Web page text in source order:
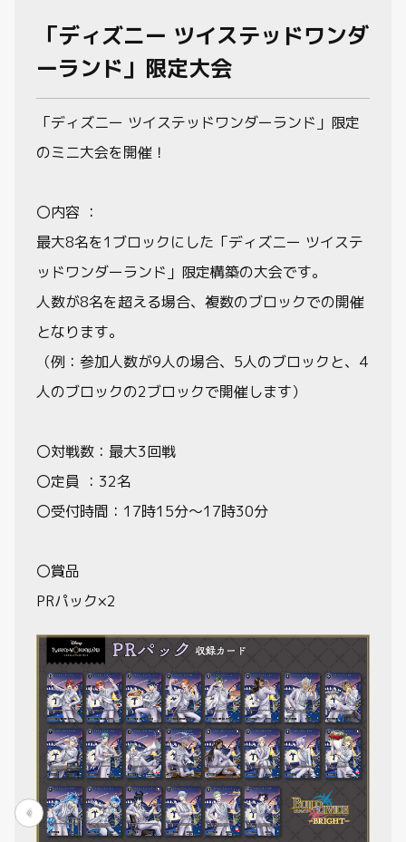
「ディズニー ツイステッドワンダ
ーランド」限定大会
「ディズニー ツイステッドワンダーランド」限定
のミニ大会を開催！
〇内容 ：
最大8名を1ブロックにした「ディズニー ツイステ
ッドワンダーランド」限定構築の大会です。
人数が8名を超える場合、複数のブロックでの開催
となります。
（例：参加人数が9人の場合、5人のブロックと、4
人のブロックの2ブロックで開催します）
〇対戦数：最大3回戦
〇定員 ：32名
〇受付時間：17時15分～17時30分
〇賞品
PRパック×2